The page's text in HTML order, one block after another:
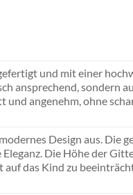
und mit einer
ansprechend, sondern
angenehm, ohne
Design aus. Die
Die Höhe der
auf das Kind zu